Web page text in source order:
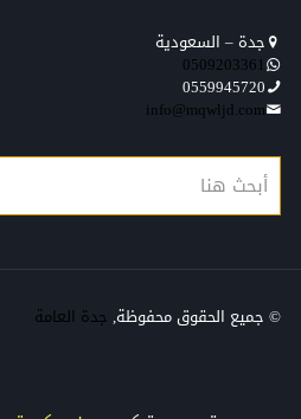
جدة – السعودية
0509203361‬‏‬‏
0559945720
info@mqwljd.com
© جميع الحقوق محفوظة, جدة العامة